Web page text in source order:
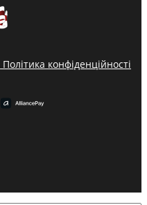
Політика конфіденційності